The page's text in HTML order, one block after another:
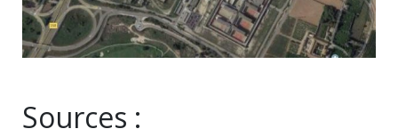
Sources :